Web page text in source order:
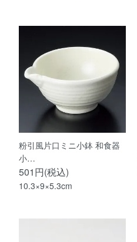
粉引風片口ミニ小鉢 和食器
小…
501円(税込)
10.3×9×5.3cm